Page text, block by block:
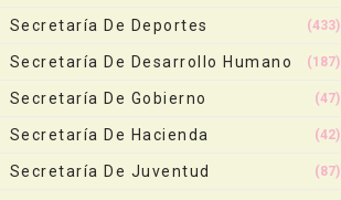
Secretaría De Deportes (433)
Secretaría De Desarrollo Humano (187)
Secretaría De Gobierno (47)
Secretaría De Hacienda (42)
Secretaría De Juventud (87)